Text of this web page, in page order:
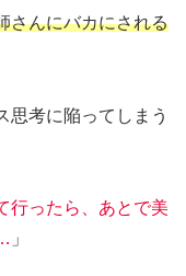
さんにバカにされる
思考に陥ってしまう
行ったら、あとで美
」